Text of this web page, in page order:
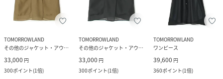
TOMORROWLAND
その他のジャケット・アウター
33,000 円
300ポイント(1倍)
TOMORROWLAND
その他のジャケット・アウター
33,000 円
300ポイント(1倍)
TOMORROWLAND
ワンピース
39,600 円
360ポイント(1倍)